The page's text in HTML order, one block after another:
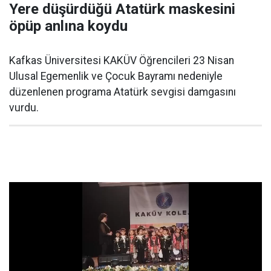
Yere düşürdüğü Atatürk maskesini
öpüp anlına koydu
Kafkas Üniversitesi KAKÜV Öğrencileri 23 Nisan
Ulusal Egemenlik ve Çocuk Bayramı nedeniyle
düzenlenen programa Atatürk sevgisi damgasını
vurdu.